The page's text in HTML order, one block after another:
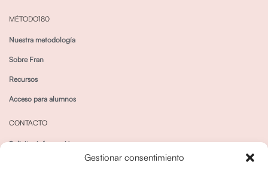
Gestionar consentimiento
MÉTODO180
Nuestra metodología
Sobre Fran
Recursos
Acceso para alumnos
CONTACTO
Solicitar información